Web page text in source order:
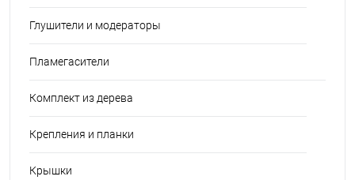
Глушители и модераторы
Пламегасители
Комплект из дерева
Крепления и планки
Крышки